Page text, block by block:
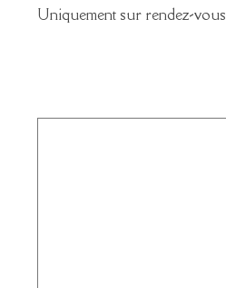
Uniquement sur rendez-vous